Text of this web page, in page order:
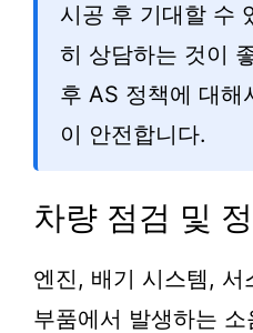
시공 후 기대할 수
히 상담하는 것이
후 AS 정책에 대해
이 안전합니다.
차량 점검 및
엔진, 배기 시스템,
부품에서 발생하는